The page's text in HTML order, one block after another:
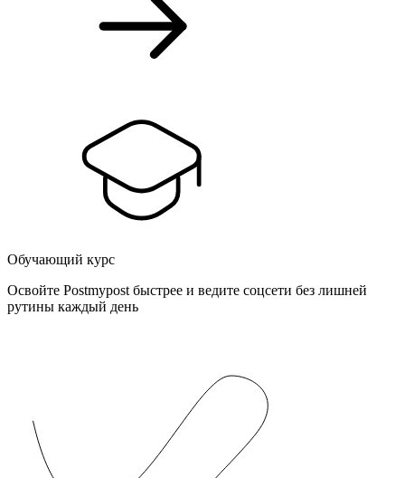
Обучающий курс
Освойте Postmypost быстрее и ведите соцсети без лишней
рутины каждый день